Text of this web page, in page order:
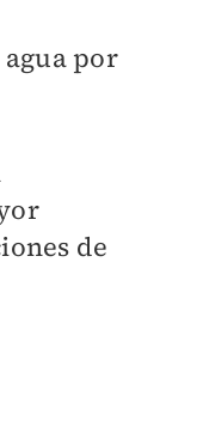
por
de